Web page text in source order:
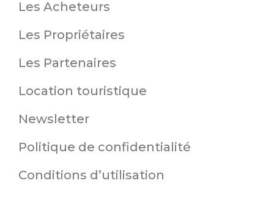
Les Acheteurs
Les Propriétaires
Les Partenaires
Location touristique
Newsletter
Politique de confidentialité
Conditions d’utilisation